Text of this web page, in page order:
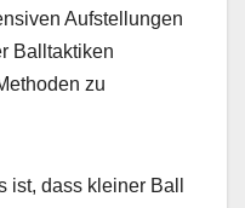
Aufstellungen
Balltaktiken
zu
ist, dass kleiner Ball